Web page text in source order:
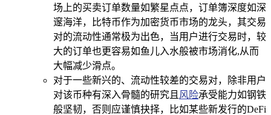
场上的买卖订单数量如繁星点点，订单簿深度如深
邃海洋，比特币作为加密货币市场的龙头，其交易
对的流动性通常极为出色，当用户进行交易时，较
大的订单也更容易如鱼儿入水般被市场消化,从而
大幅减少滑点。
对于一些新兴的、流动性较差的交易对，除非用户
对该币种有深入骨髓的研究且 风险承受能力如钢铁
般坚韧，否则应谨慎抉择，比如某些新发行的DeFi